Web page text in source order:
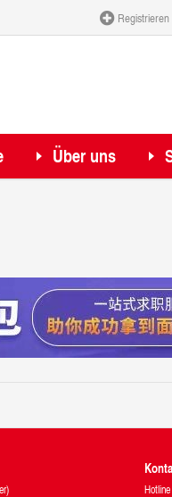
Über uns
Registrieren